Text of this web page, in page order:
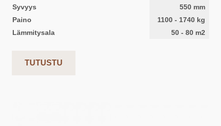
Syvyys
550 mm
Paino
1100 - 1740 kg
Lämmitysala
50 - 80 m2
TUTUSTU